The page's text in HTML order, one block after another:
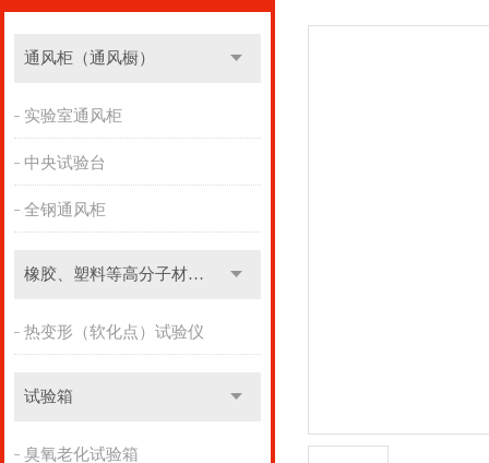
通风柜（通风橱）
实验室通风柜
中央试验台
全钢通风柜
橡胶、塑料等高分子材料实验设备
热变形（软化点）试验仪
试验箱
臭氧老化试验箱